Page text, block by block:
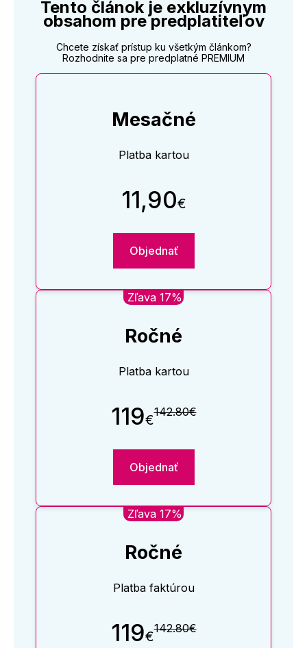
Tento článok je exkluzívnym
obsahom pre predplatiteľov
Chcete získať prístup ku všetkým článkom?
Rozhodnite sa pre predplatné PREMIUM
Mesačné
Platba kartou
11,90€
Objednať
Zľava 17%
Ročné
Platba kartou
119€142.80€
Objednať
Zľava 17%
Ročné
Platba faktúrou
119€142.80€